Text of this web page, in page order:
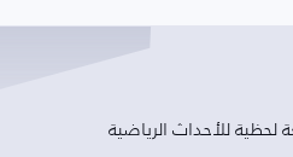
لحظية للأحداث الرياضية